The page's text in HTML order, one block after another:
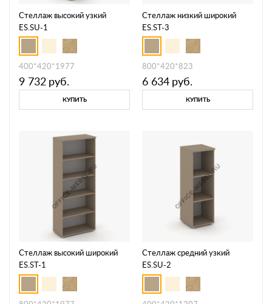
Стеллаж высокий узкий
ES.SU-1
400*420*1977
9 732 руб.
КУПИТЬ
Стеллаж низкий широкий
ES.ST-3
800*420*823
6 634 руб.
КУПИТЬ
Стеллаж высокий широкий
ES.ST-1
Стеллаж средний узкий
ES.SU-2